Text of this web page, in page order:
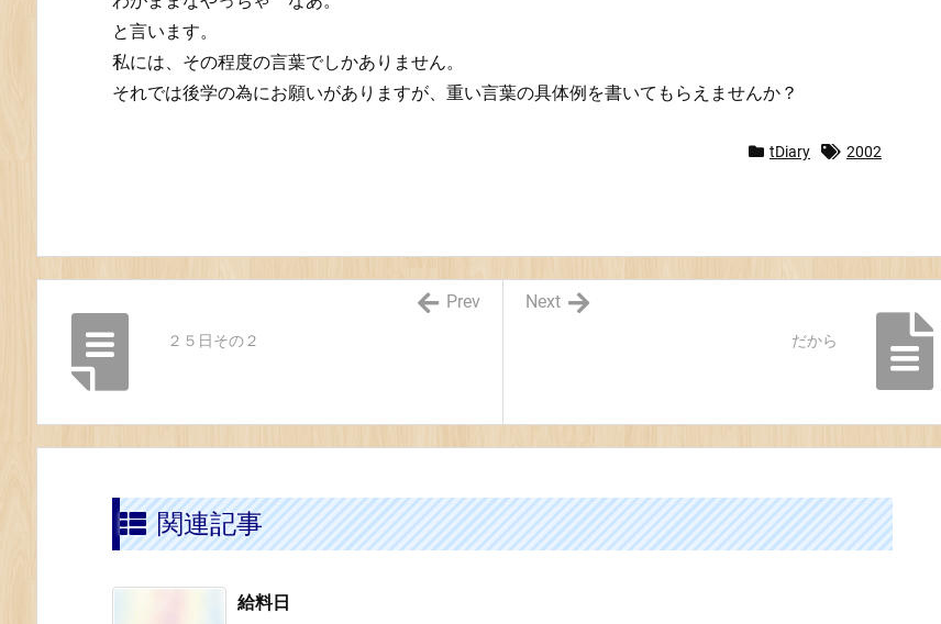
と言います。
私には、その程度の言葉でしかありません。
それでは後学の為にお願いがありますが、重い言葉の具体例を書いてもらえませんか？
tDiary 2002
だから
Next
２５日その２
Prev
関連記事
給料日